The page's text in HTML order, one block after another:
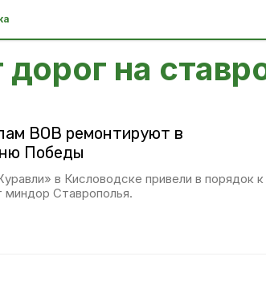
на
ВОВ ремонтируют в
Победы
в Кисловодске привели в порядок к
Ставрополья.